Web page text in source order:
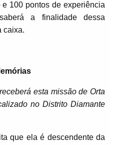
100 pontos de experiência
a finalidade dessa
caixa.
esta missão de Orta
no Distrito Diamante
que ela é descendente da